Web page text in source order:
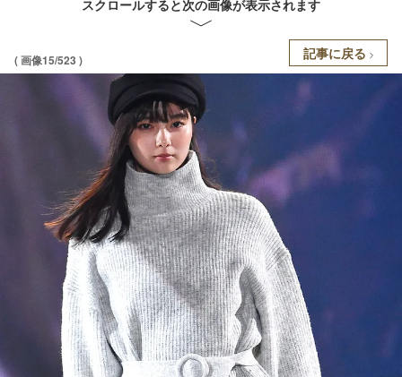
スクロールすると次の画像が表示されます
( 画像15/523 ) 記事に戻る